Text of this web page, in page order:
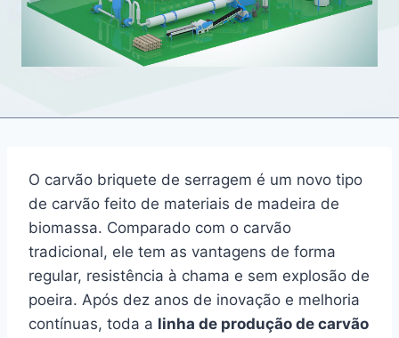
O carvão briquete de serragem é um novo tipo
de carvão feito de materiais de madeira de
biomassa. Comparado com o carvão
tradicional, ele tem as vantagens de forma
regular, resistência à chama e sem explosão de
poeira. Após dez anos de inovação e melhoria
contínuas, toda a linha de produção de carvão